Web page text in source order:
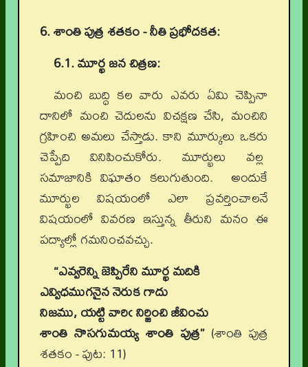
6. శాంతి పుత్ర శతకం - నీతి ప్రభోదకత:
6.1. మూర్ఖ జన చిత్రణ:
మంచి బుద్ధి కల వారు ఎవరు ఏమి చెప్పినా
దానిలో మంచి చెదులను విచక్షణ చేసి, మంచిని
గ్రహించి అమలు చేస్తాడు. కాని మూర్కులు ఒకరు
చెప్పేది వినిపించుకోరు. మూర్ఖులు వల్ల
సమాజానికి విఘాతం కలుగుతుంది. అందుకే
మూర్ఖుల విషయంలో ఎలా ప్రవర్తించాలనే
విషయంలో వివరణ ఇస్తున్న తీరుని మనం ఈ
పద్యాల్లో గమనించవచ్చు.
“ఎవ్వరెన్ని జెప్పిరేని మూర్ఖ మదికి
ఎవ్విధముగనైన నెరుక గాదు
నిజము, యట్టి వారిఁ నిర్జించి జీవించు
శాంతి నొసగుమయ్య శాంతి పుత్ర”(శాంతి పుత్ర
శతకం - పుట: 11)